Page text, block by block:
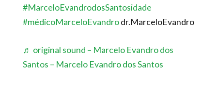
#MarceloEvandrodosSantosidade
#médicoMarceloEvandrodr.MarceloEvandro
♬ original sound – Marcelo Evandro dos
Santos – Marcelo Evandro dos Santos